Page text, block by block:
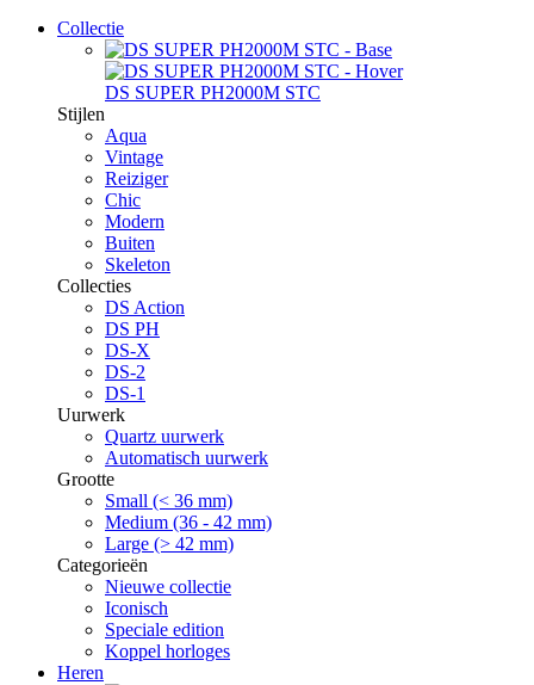
Collectie
DS SUPER PH2000M STC
Stijlen
Aqua
Vintage
Reiziger
Chic
Modern
Buiten
Skeleton
Collecties
DS Action
DS PH
DS-X
DS-2
DS-1
Uurwerk
Quartz uurwerk
Automatisch uurwerk
Grootte
Small (< 36 mm)
Medium (36 - 42 mm)
Large (> 42 mm)
Categorieën
Nieuwe collectie
Iconisch
Speciale edition
Koppel horloges
Heren